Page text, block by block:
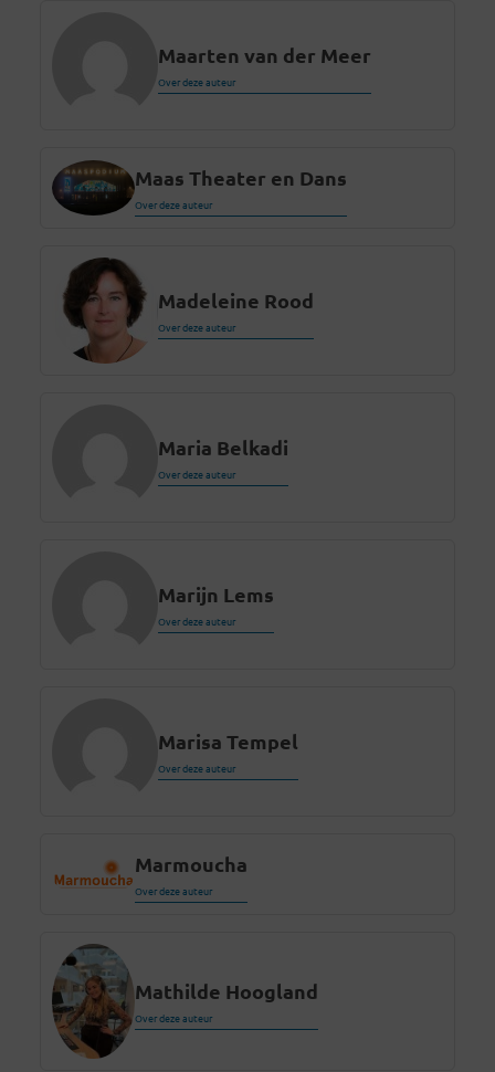
Maarten van der Meer
Over deze auteur
Maas Theater en Dans
Over deze auteur
Madeleine Rood
Over deze auteur
Maria Belkadi
Over deze auteur
Marijn Lems
Over deze auteur
Marisa Tempel
Over deze auteur
Marmoucha
Over deze auteur
Mathilde Hoogland
Over deze auteur